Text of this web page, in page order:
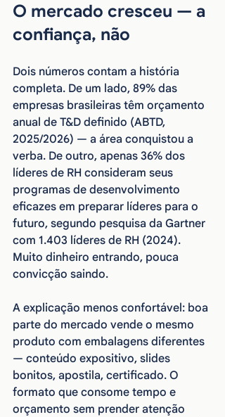
O mercado cresceu — a
confiança, não
Dois números contam a história
completa. De um lado, 89% das
empresas brasileiras têm orçamento
anual de T&D definido (ABTD,
2025/2026) — a área conquistou a
verba. De outro, apenas 36% dos
líderes de RH consideram seus
programas de desenvolvimento
eficazes em preparar líderes para o
futuro, segundo pesquisa da Gartner
com 1.403 líderes de RH (2024).
Muito dinheiro entrando, pouca
convicção saindo.
A explicação menos confortável: boa
parte do mercado vende o mesmo
produto com embalagens diferentes
— conteúdo expositivo, slides
bonitos, apostila, certificado. O
formato que consome tempo e
orçamento sem prender atenção